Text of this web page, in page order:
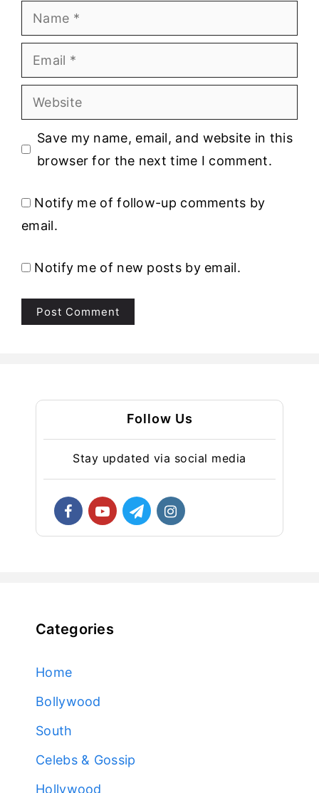
Name
Email
Website
Save my name, email, and website in this
browser for the next time I comment.
Notify me of follow-up comments by
email.
Notify me of new posts by email.
Follow Us
Stay updated via social media
Categories
Home
Bollywood
South
Celebs & Gossip
Hollywood